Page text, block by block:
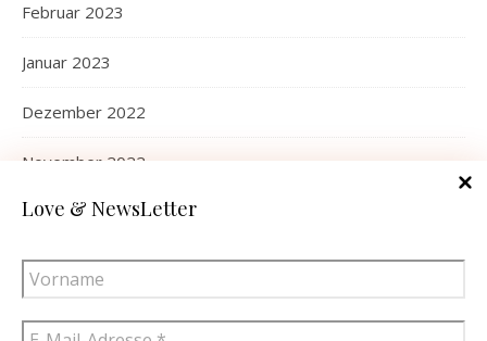
Love & NewsLetter
Februar 2023
Januar 2023
Dezember 2022
November 2022
Oktober 2022
September 2022